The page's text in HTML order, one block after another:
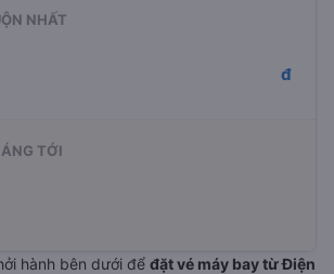
NHẤT
đ
TỚI
hành bên dưới để đặt vé máy bay từ Điện